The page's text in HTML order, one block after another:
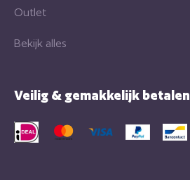
Outlet
Bekijk alles
Veilig & gemakkelijk betalen